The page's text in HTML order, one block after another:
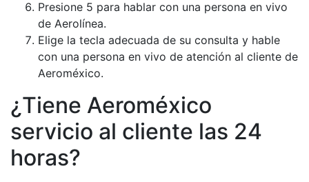
Presione 5 para hablar con una persona en vivo
de Aerolínea.
Elige la tecla adecuada de su consulta y hable
con una persona en vivo de atención al cliente de
Aeroméxico.
¿Tiene Aeroméxico
servicio al cliente las 24
horas?